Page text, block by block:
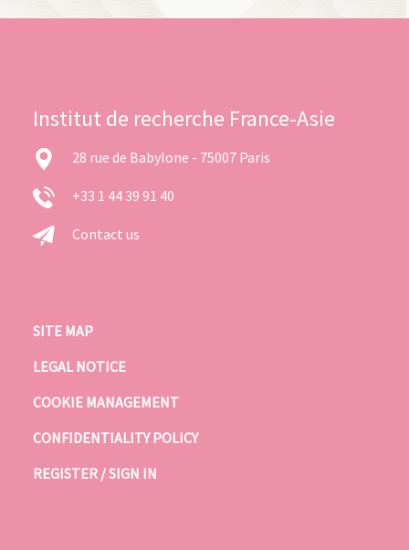
Institut de recherche France-Asie
28 rue de Babylone - 75007 Paris
+33 1 44 39 91 40
Contact us
SITE MAP
LEGAL NOTICE
COOKIE MANAGEMENT
CONFIDENTIALITY POLICY
REGISTER / SIGN IN